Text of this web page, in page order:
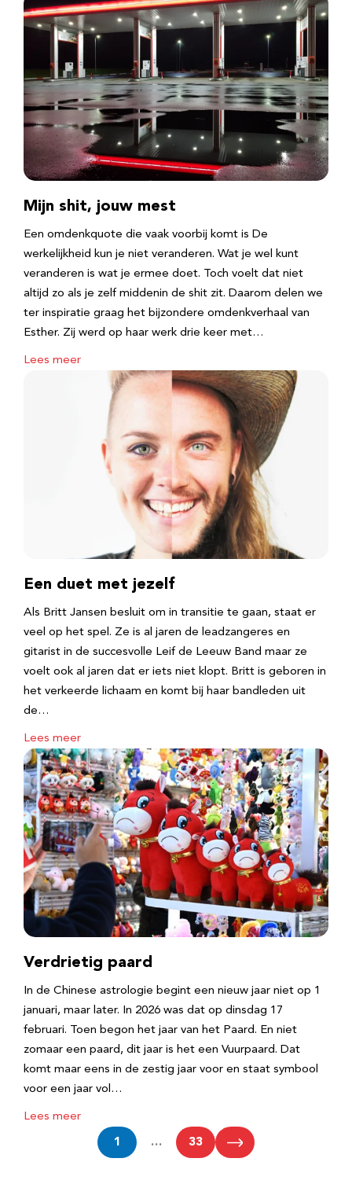
Mijn shit, jouw mest
Een omdenkquote die vaak voorbij komt is De
werkelijkheid kun je niet veranderen. Wat je wel kunt
veranderen is wat je ermee doet. Toch voelt dat niet
altijd zo als je zelf middenin de shit zit. Daarom delen we
ter inspiratie graag het bijzondere omdenkverhaal van
Esther. Zij werd op haar werk drie keer met…
Lees meer
Een duet met jezelf
Als Britt Jansen besluit om in transitie te gaan, staat er
veel op het spel. Ze is al jaren de leadzangeres en
gitarist in de succesvolle Leif de Leeuw Band maar ze
voelt ook al jaren dat er iets niet klopt. Britt is geboren in
het verkeerde lichaam en komt bij haar bandleden uit
de…
Lees meer
Verdrietig paard
In de Chinese astrologie begint een nieuw jaar niet op 1
januari, maar later. In 2026 was dat op dinsdag 17
februari. Toen begon het jaar van het Paard. En niet
zomaar een paard, dit jaar is het een Vuurpaard. Dat
komt maar eens in de zestig jaar voor en staat symbool
voor een jaar vol…
Lees meer
1 … 33